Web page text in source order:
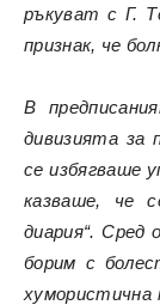
ръкуват с Г.
признак, че
В
дивизията за
се избягваше
казваше, че
диария“. Сред
борим с
хумористична